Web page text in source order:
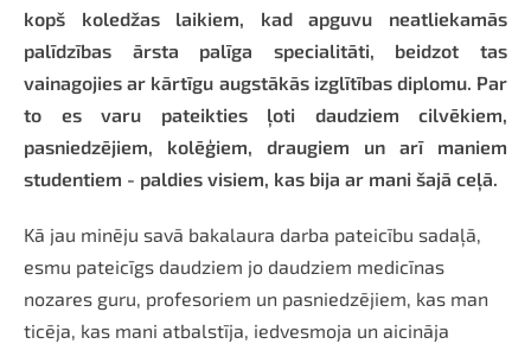
kopš koledžas laikiem, kad apguvu neatliekamās
palīdzības ārsta palīga specialitāti, beidzot tas
vainagojies ar kārtīgu augstākās izglītības diplomu. Par
to es varu pateikties ļoti daudziem cilvēkiem,
pasniedzējiem, kolēģiem, draugiem un arī maniem
studentiem - paldies visiem, kas bija ar mani šajā ceļā.
Kā jau minēju savā bakalaura darba pateicību sadaļā,
esmu pateicīgs daudziem jo daudziem medicīnas
nozares guru, profesoriem un pasniedzējiem, kas man
ticēja, kas mani atbalstīja, iedvesmoja un aicināja